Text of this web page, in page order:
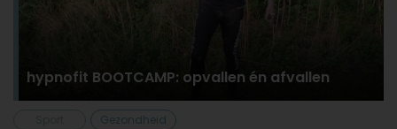
hypnofit BOOTCAMP: opvallen én afvallen
Gezondheid